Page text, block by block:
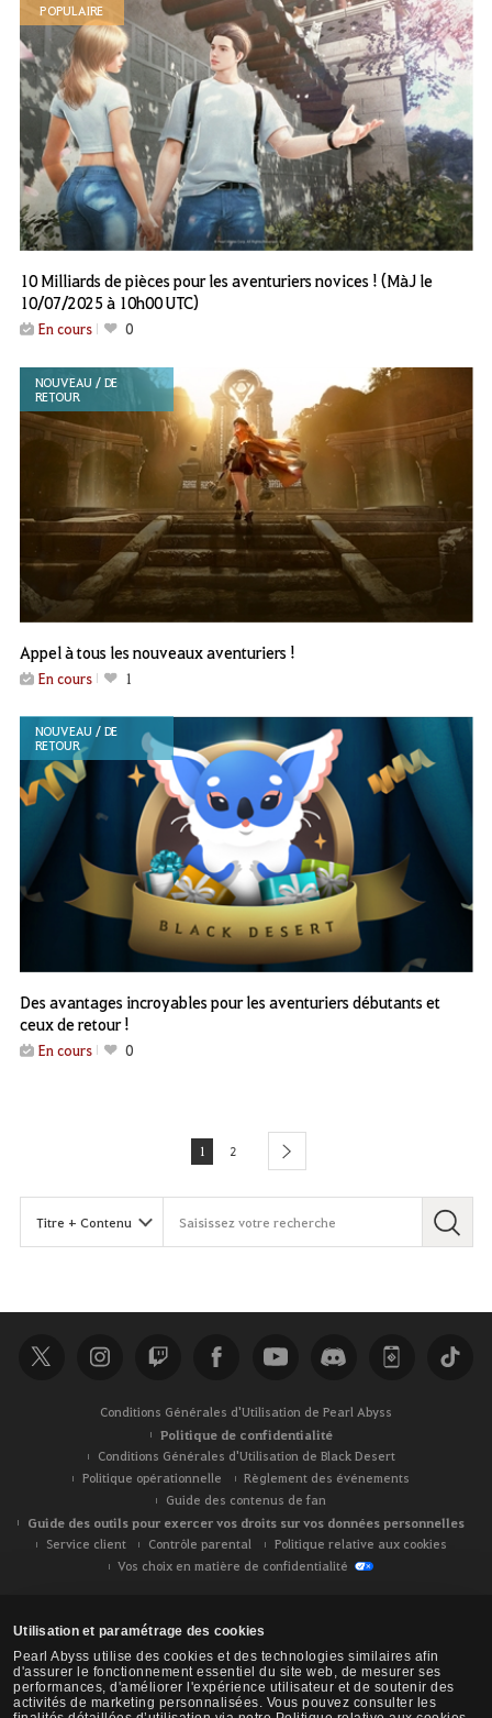
Utilisation et paramétrage des cookies
Pearl Abyss utilise des cookies et des technologies similaires afin
d'assurer le fonctionnement essentiel du site web, de mesurer ses
performances, d'améliorer l'expérience utilisateur et de soutenir des
activités de marketing personnalisées. Vous pouvez consulter les
POPULAIRE
10 Milliards de pièces pour les aventuriers novices ! (MàJ le
10/07/2025 à 10h00 UTC)
En cours 0
NOUVEAU / DE
RETOUR
Appel à tous les nouveaux aventuriers !
En cours 1
NOUVEAU / DE
RETOUR
Des avantages incroyables pour les aventuriers débutants et
ceux de retour !
En cours 0
1 2 next
Conditions Générales d'Utilisation de Pearl Abyss
Politique de confidentialité
Conditions Générales d'Utilisation de Black Desert
Politique opérationnelle
Règlement des événements
Guide des contenus de fan
Guide des outils pour exercer vos droits sur vos données personnelles
Service client Contrôle parental
Politique relative aux cookies
Vos choix en matière de confidentialité